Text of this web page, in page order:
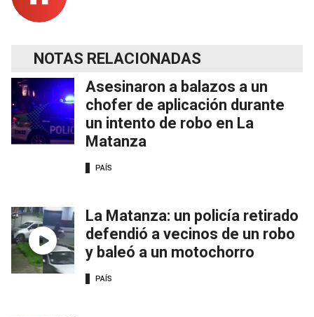
NOTAS RELACIONADAS
Asesinaron a balazos a un
chofer de aplicación durante
un intento de robo en La
Matanza
PAÍS
La Matanza: un policía retirado
defendió a vecinos de un robo
y baleó a un motochorro
PAÍS